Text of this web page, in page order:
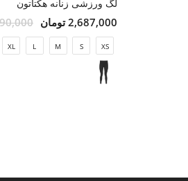
لگ ورزشی زنانه هکتاتون
2,687,000 تومان 3,490,000
XS
S
M
L
XL